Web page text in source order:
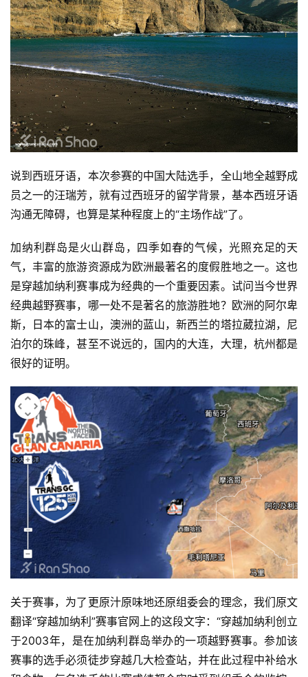
说到西班牙语，本次参赛的中国大陆选手，全山地全越野成
员之一的汪瑞芳，就有过西班牙的留学背景，基本西班牙语
沟通无障碍，也算是某种程度上的“主场作战”了。
加纳利群岛是火山群岛，四季如春的气候，光照充足的天
气，丰富的旅游资源成为欧洲最著名的度假胜地之一。这也
是穿越加纳利赛事成为经典的一个重要因素。试问当今世界
经典越野赛事，哪一处不是著名的旅游胜地？欧洲的阿尔卑
斯，日本的富士山，澳洲的蓝山，新西兰的塔拉葳拉湖，尼
泊尔的珠峰，甚至不说远的，国内的大连，大理，杭州都是
很好的证明。
关于赛事，为了更原汁原味地还原组委会的理念，我们原文
翻译“穿越加纳利”赛事官网上的这段文字：“穿越加纳利创立
于2003年，是在加纳利群岛举办的一项越野赛事。参加该
赛事的选手必须徒步穿越几大检查站，并在此过程中补给水